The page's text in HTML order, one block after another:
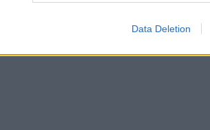
Data Deletion